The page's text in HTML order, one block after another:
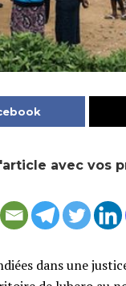
avec vos
dans une